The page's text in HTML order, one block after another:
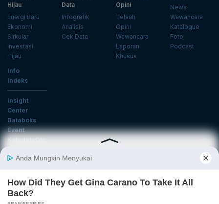
Hijau
Energi Baru
Ekonomi
Sirkular
Investasi
Hijau
Data
Infografik
Analisis
Cek Data
Opini
Telaah
Opini
Wawancara
Laporan
Khusus
News
Wawancara
Katalogue
Foto
Podcast
Info
Indeks
Insight
Center
Databoks
Event
KatadataOto
Email
Daftar